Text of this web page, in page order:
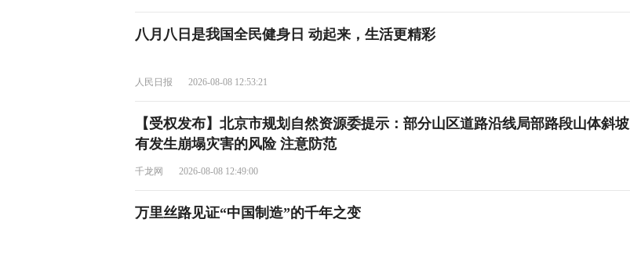
八月八日是我国全民健身日 动起来，生活更精彩
人民日报 2026-08-08 12:53:21
【受权发布】北京市规划自然资源委提示：部分山区道路沿线局部路段山体斜坡
有发生崩塌灾害的风险 注意防范
千龙网 2026-08-08 12:49:00
万里丝路见证“中国制造”的千年之变